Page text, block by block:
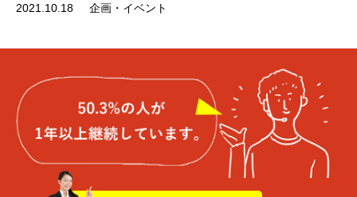
2021.10.18 企画・イベント